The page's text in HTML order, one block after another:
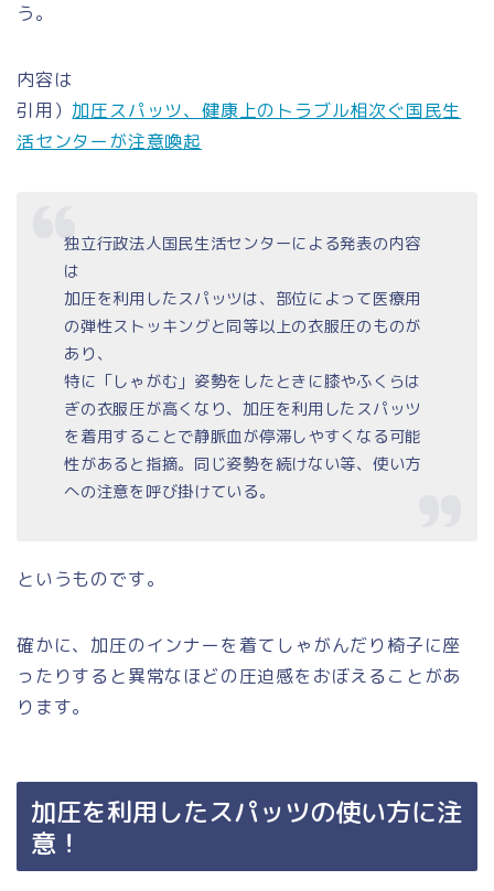
う。
内容は
引用） 加圧スパッツ、健康上のトラブル相次ぐ国民生
活センターが注意喚起
独立行政法人国民生活センターによる発表の内容
は
加圧を利用したスパッツは、部位によって医療用
の弾性ストッキングと同等以上の衣服圧のものが
あり、
特に「しゃがむ」姿勢をしたときに膝やふくらは
ぎの衣服圧が高くなり、加圧を利用したスパッツ
を着用することで静脈血が停滞しやすくなる可能
性があると指摘。同じ姿勢を続けない等、使い方
への注意を呼び掛けている。
というものです。
確かに、加圧のインナーを着てしゃがんだり椅子に座
ったりすると異常なほどの圧迫感をおぼえることがあ
ります。
加圧を利用したスパッツの使い方に注
意！